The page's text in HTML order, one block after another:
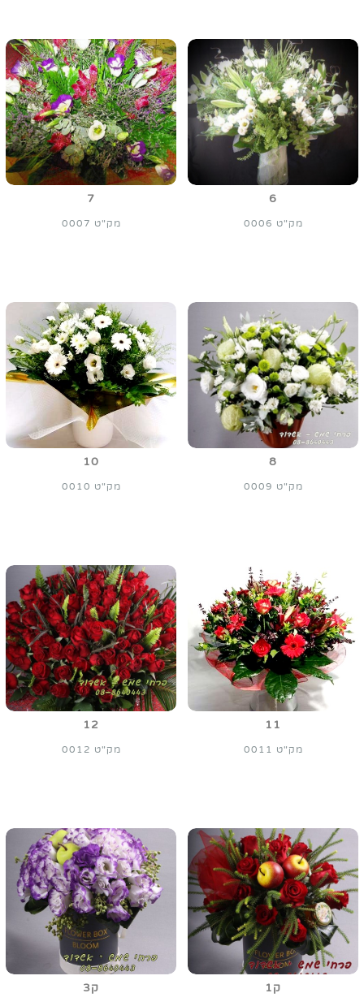
6
מק"ט 0006
7
מק"ט 0007
8
מק"ט 0009
10
מק"ט 0010
11
מק"ט 0011
12
מק"ט 0012
ק1 ק3